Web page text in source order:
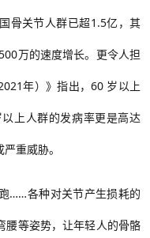
骨关节人群已超1.5亿，其
500万的速度增长。更令人担
年）》指出，60 岁以上
以上人群的发病率更是高达
重威胁。
……各种对关节产生损耗的
腰等姿势，让年轻人的骨骼